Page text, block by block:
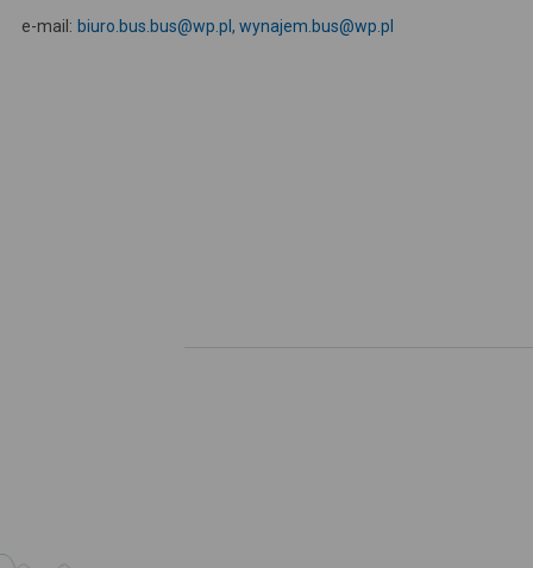
e-mail: biuro.bus.bus@wp.pl, wynajem.bus@wp.pl